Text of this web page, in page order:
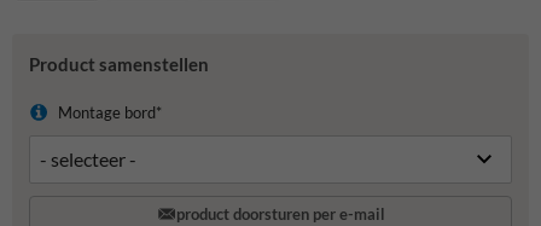
Product samenstellen
Montage bord*
product doorsturen per e-mail